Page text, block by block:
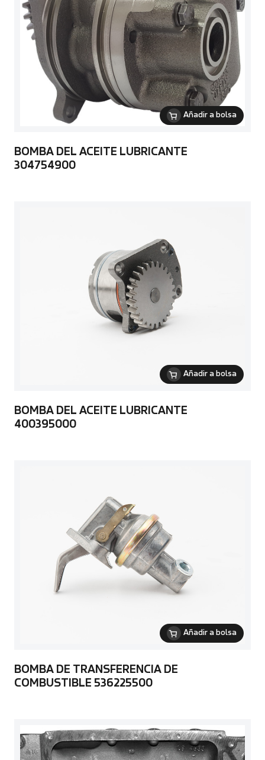
Añadir a bolsa
BOMBA DEL ACEITE LUBRICANTE
304754900
Añadir a bolsa
BOMBA DEL ACEITE LUBRICANTE
400395000
Añadir a bolsa
BOMBA DE TRANSFERENCIA DE
COMBUSTIBLE 536225500